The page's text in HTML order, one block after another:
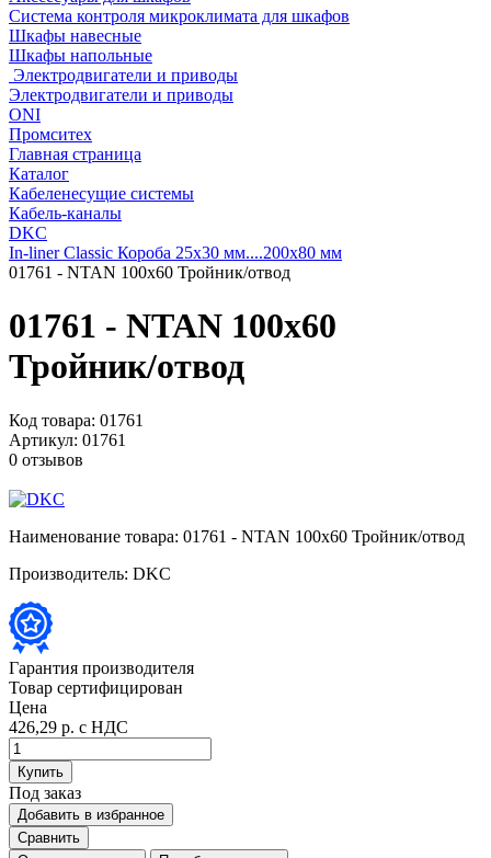
Система контроля микроклимата для шкафов
Шкафы навесные
Шкафы напольные
Электродвигатели и приводы
Электродвигатели и приводы
ONI
Промситех
Главная страница
Каталог
Кабеленесущие системы
Кабель-каналы
DKC
In-liner Classic Короба 25x30 мм....200x80 мм
01761 - NTAN 100x60 Тройник/отвод
01761 - NTAN 100x60
Тройник/отвод
Код товара: 01761
Артикул: 01761
0 отзывов
Наименование товара: 01761 - NTAN 100x60 Тройник/отвод
Производитель: DKC
Гарантия производителя
Товар сертифицирован
Цена
426,29 р. с НДС
Купить
Под заказ
Добавить в избранное
Сравнить